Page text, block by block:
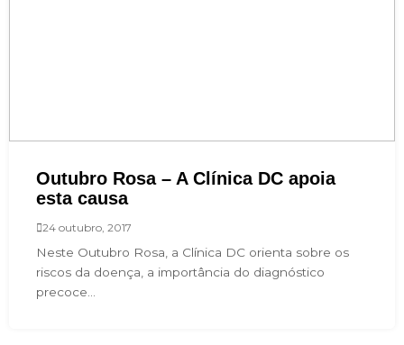
Outubro Rosa – A Clínica DC apoia
esta causa
24 outubro, 2017
Neste Outubro Rosa, a Clínica DC orienta sobre os
riscos da doença, a importância do diagnóstico
precoce...